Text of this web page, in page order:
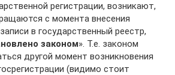
регистрации, возникают,
с момента внесения
в государственный реестр,
законом». Т.е. законом
другой момент возникновения
(видимо стоит